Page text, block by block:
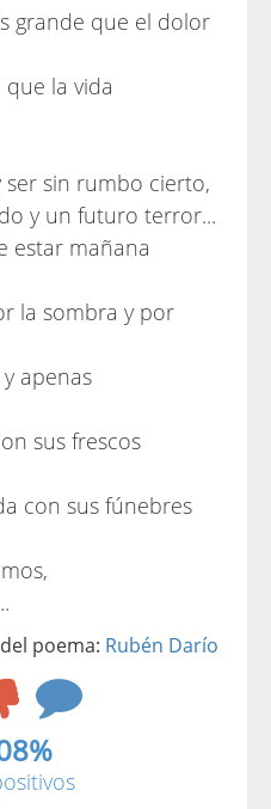
grande que el dolor
la vida
ser sin rumbo cierto,
y un futuro terror...
estar mañana
la sombra y por
apenas
sus frescos
con sus fúnebres
poema: Rubén Darío